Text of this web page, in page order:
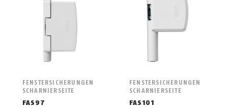
FENSTERSICHERUNGEN
SCHARNIERSEITE
FAS97
FENSTERSICHERUNGEN
SCHARNIERSEITE
FAS101